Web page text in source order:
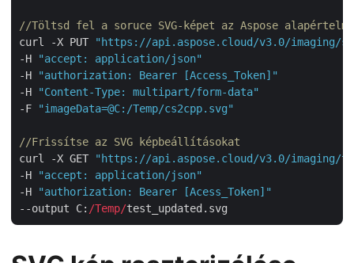
//Töltsd fel a soruce SVG-képet az Aspose
curl -X PUT
"https://api.aspose.cloud/v3.0/imaging/
-H
"accept: application/json"
-H
"authorization: Bearer [Access_Token]"
-H
"Content-Type: multipart/form-data"
-F
"imageData=@C:/Temp/cs2cpp.svg"
//Frissítse az SVG képbeállításokat
curl -X GET
"https://api.aspose.cloud/v3.0/imaging/
-H
"accept: application/json"
-H
"authorization: Bearer [Acess_Token]"
--output C: /Temp/